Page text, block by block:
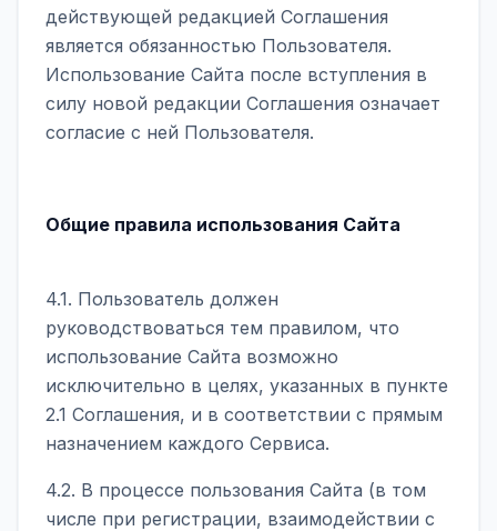
действующей редакцией Соглашения
является обязанностью Пользователя.
Использование Сайта после вступления в
силу новой редакции Соглашения означает
согласие с ней Пользователя.
Общие правила использования Сайта
4.1. Пользователь должен
руководствоваться тем правилом, что
использование Сайта возможно
исключительно в целях, указанных в пункте
2.1 Соглашения, и в соответствии с прямым
назначением каждого Сервиса.
4.2. В процессе пользования Сайта (в том
числе при регистрации, взаимодействии с